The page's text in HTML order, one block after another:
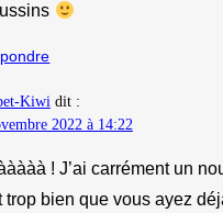
Kiwi dit :
2022 à 14:22
! J’ai carrément un
trop bien que vous ayez